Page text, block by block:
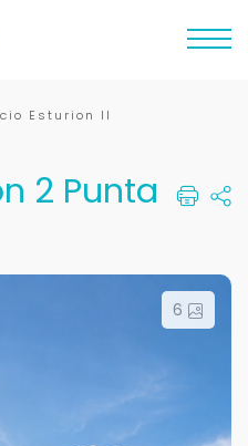
Esturion II
2 Punta
6